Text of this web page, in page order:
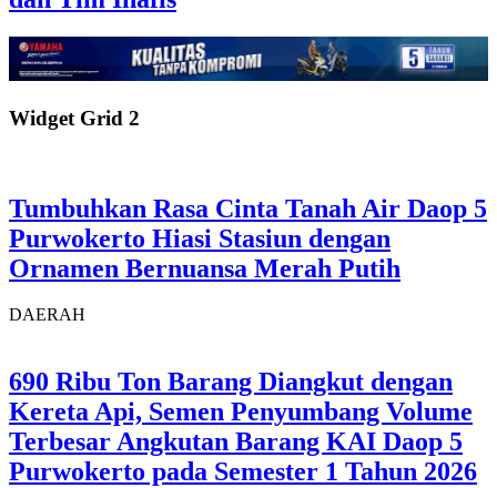
Widget Grid 2
Tumbuhkan Rasa Cinta Tanah Air Daop 5
Purwokerto Hiasi Stasiun dengan
Ornamen Bernuansa Merah Putih
DAERAH
690 Ribu Ton Barang Diangkut dengan
Kereta Api, Semen Penyumbang Volume
Terbesar Angkutan Barang KAI Daop 5
Purwokerto pada Semester 1 Tahun 2026